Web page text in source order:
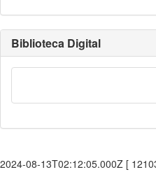
Biblioteca Digital
2024-08-13T02:12:05.000Z [